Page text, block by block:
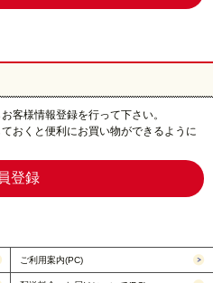
客様情報登録を行って下さい。
おくと便利にお買い物ができるように
ご利用案内(PC)